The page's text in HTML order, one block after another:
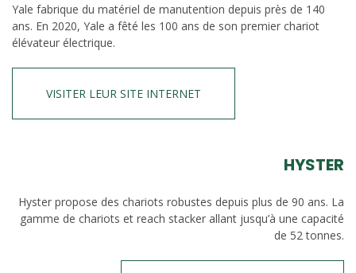
Yale fabrique du matériel de manutention depuis près de 140
ans. En 2020, Yale a fêté les 100 ans de son premier chariot
élévateur électrique.
VISITER LEUR SITE INTERNET
HYSTER
Hyster propose des chariots robustes depuis plus de 90 ans. La
gamme de chariots et reach stacker allant jusqu’à une capacité
de 52 tonnes.